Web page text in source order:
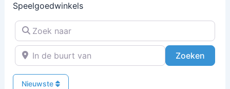
Speelgoedwinkels
Zoek naar
In de buurt van
Zoeken
Nieuwste